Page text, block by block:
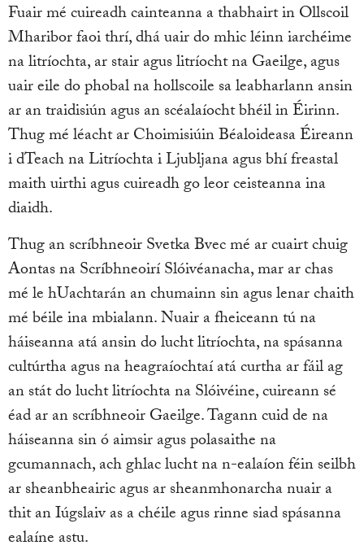
Fuair mé cuireadh cainteanna a thabhairt in Ollscoil
Mharibor faoi thrí, dhá uair do mhic léinn iarchéime
na litríochta, ar stair agus litríocht na Gaeilge, agus
uair eile do phobal na hollscoile sa leabharlann ansin
ar an traidisiún agus an scéalaíocht bhéil in Éirinn.
Thug mé léacht ar Choimisiúin Béaloideasa Éireann
i dTeach na Litríochta i Ljubljana agus bhí freastal
maith uirthi agus cuireadh go leor ceisteanna ina
diaidh.
Thug an scríbhneoir Svetka Bvec mé ar cuairt chuig
Aontas na Scríbhneoirí Slóivéanacha, mar ar chas
mé le hUachtarán an chumainn sin agus lenar chaith
mé béile ina mbialann. Nuair a fheiceann tú na
háiseanna atá ansin do lucht litríochta, na spásanna
cultúrtha agus na heagraíochtaí atá curtha ar fáil ag
an stát do lucht litríochta na Slóivéine, cuireann sé
éad ar an scríbhneoir Gaeilge. Tagann cuid de na
háiseanna sin ó aimsir agus polasaithe na
gcumannach, ach ghlac lucht na n-ealaíon féin seilbh
ar sheanbheairic agus ar sheanmhonarcha nuair a
thit an Iúgslaiv as a chéile agus rinne siad spásanna
ealaíne astu.